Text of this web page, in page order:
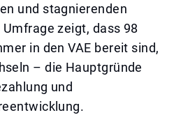
und stagnierenden
zeigt, dass 98
in den VAE bereit sind,
– die Hauptgründe
und